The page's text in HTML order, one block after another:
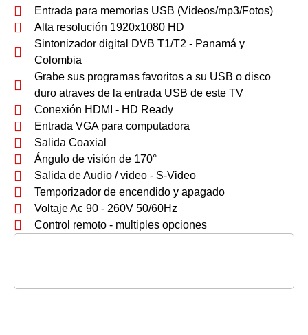
Entrada para memorias USB (Videos/mp3/Fotos)
Alta resolución 1920x1080 HD
Sintonizador digital DVB T1/T2 - Panamá y
Colombia
Grabe sus programas favoritos a su USB o disco
duro atraves de la entrada USB de este TV
Conexión HDMI - HD Ready
Entrada VGA para computadora
Salida Coaxial
Ángulo de visión de 170°
Salida de Audio / video - S-Video
Temporizador de encendido y apagado
Voltaje Ac 90 - 260V 50/60Hz
Control remoto - multiples opciones